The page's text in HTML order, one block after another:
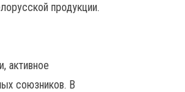
продукции.
активное
союзников. В